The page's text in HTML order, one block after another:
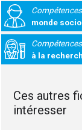
monde
à la
Ces autres
intéresser